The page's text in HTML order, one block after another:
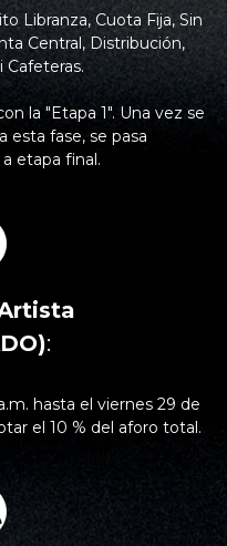
Libranza, Cuota Fija, Sin
Central, Distribución,
Cafeteras.
la "Etapa 1". Una vez se
esta fase, se pasa
etapa final.
:
hasta el viernes 29 de
el 10 % del aforo total.